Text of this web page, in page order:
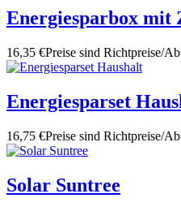
Energiesparbox mit
16,35 €Preise sind Richtpreise/
Energiesparset
16,75 €Preise sind Richtpreise/
Solar Suntree